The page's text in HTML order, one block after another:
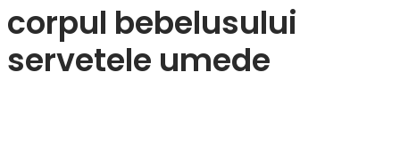
corpul bebelusului
servetele umede